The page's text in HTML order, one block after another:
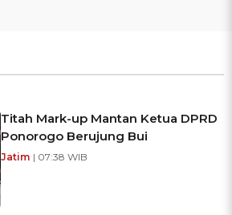
Titah Mark-up Mantan Ketua DPRD
Ponorogo Berujung Bui
Jatim | 07:38 WIB